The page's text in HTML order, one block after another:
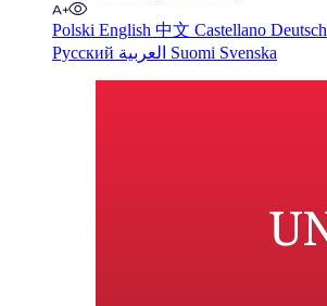
Polski English 中文 Castellano Deutsch
Русский
Suomi Svenska